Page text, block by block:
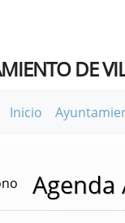
DE
Inicio
Agenda